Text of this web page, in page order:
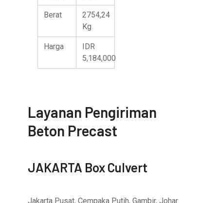
Berat
2754,24
Kg
Harga
IDR
5,184,000
Layanan Pengiriman
Beton Precast
JAKARTA Box Culvert
Jakarta Pusat, Cempaka Putih, Gambir, Johar